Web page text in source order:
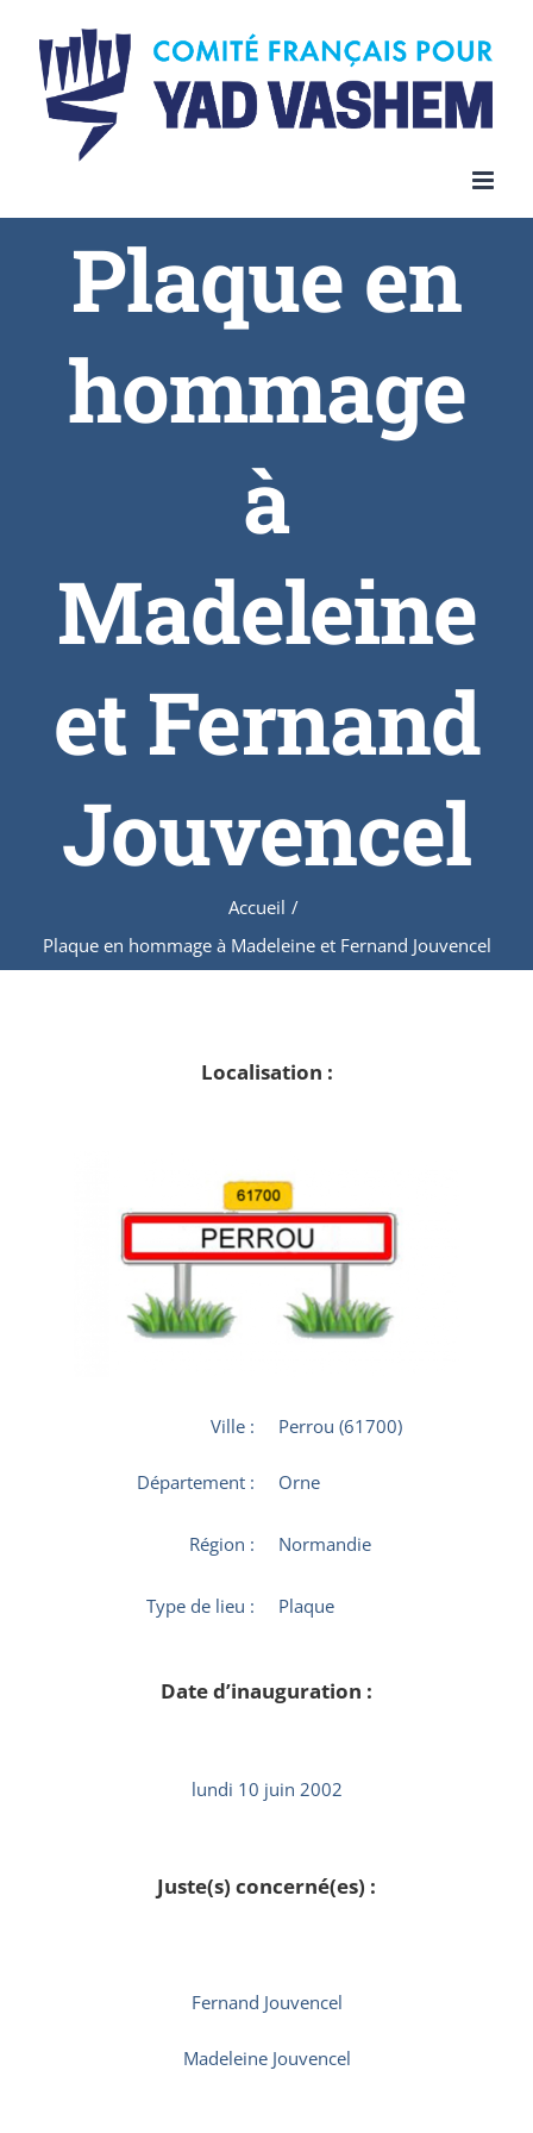
Plaque en
hommage
à
Madeleine
et Fernand
Jouvencel
Accueil /
Plaque en hommage à Madeleine et Fernand Jouvencel
Localisation :
Ville : Perrou (61700)
Département : Orne
Région : Normandie
Type de lieu : Plaque
Date d’inauguration :
lundi 10 juin 2002
Juste(s) concerné(es) :
Fernand Jouvencel
Madeleine Jouvencel